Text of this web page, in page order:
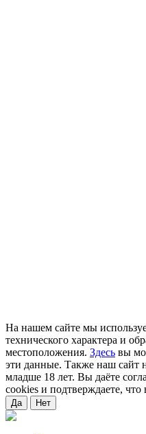
На нашем сайте мы
технического характера и
местоположения. Здесь вы
эти данные. Также наш сайт
младше 18 лет. Вы даёте
cookies и подтверждаете, что
Да Нет